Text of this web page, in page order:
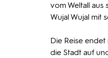
vom Weltall aus
Wujal Wujal mit
Die Reise
die Stadt auf